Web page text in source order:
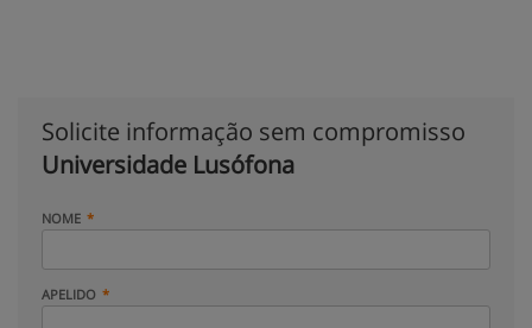
Solicite informação sem compromisso
Universidade Lusófona
NOME
APELIDO